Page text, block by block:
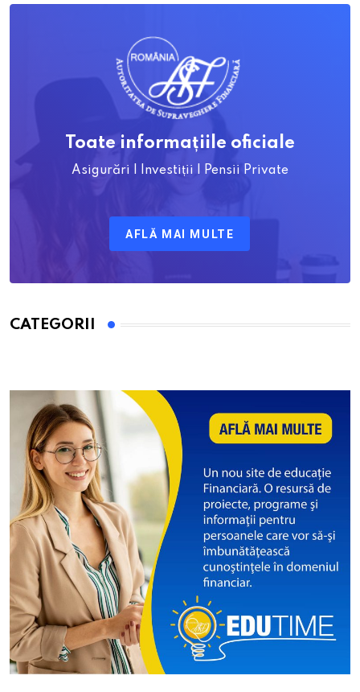
Toate informațiile oficiale
Asigurări | Investiții | Pensii Private
AFLĂ MAI MULTE
CATEGORII